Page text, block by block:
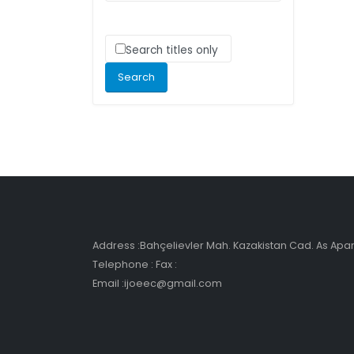
Search titles only
Address :Bahçelievler Mah. Kazakistan Cad. As
Telephone : Fax :
Email :ijoeec@gmail.com